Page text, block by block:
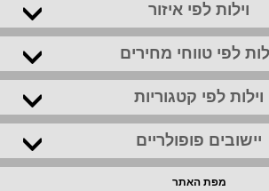
וילות לפי איזור
לפי טווחי מחירים
וילות לפי קטגוריות
יישובים פופולריים
מפת האתר